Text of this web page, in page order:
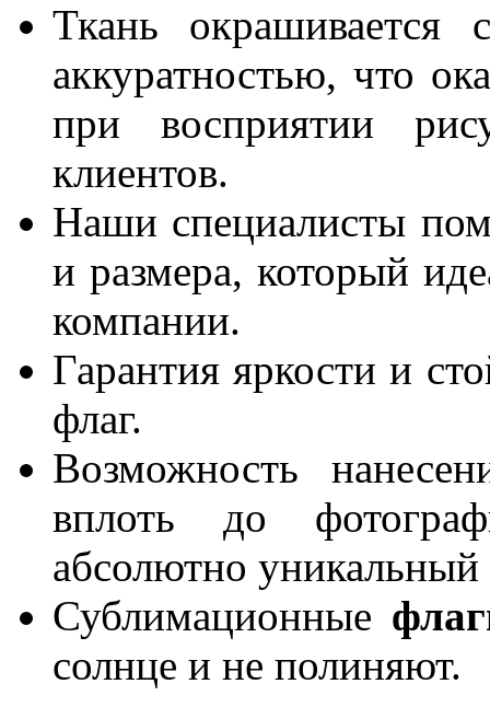
Ткань окрашивается
аккуратностью, что
при восприятии
клиентов.
Наши специалисты
и размера, который
компании.
Гарантия яркости и
флаг.
Возможность
вплоть до
абсолютно уникальный
Сублимационные
солнце и не полиняют.